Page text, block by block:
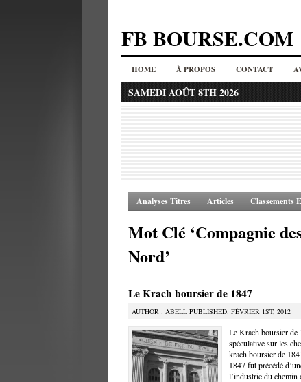
FB BOURSE.COM
HOME À PROPOS CONTACT
SAMEDI AOÛT 8TH 2026
Analyses Titres Articles Classements
Mot Clé ‘Compagnie
Nord’
Le Krach boursier de 1847
AUTHOR : ABELL PUBLISHED: FÉVRIER 1ST, 2012
Le Krach boursier de
spéculative sur les
krach boursier de
1847 fut précédé
l’industrie du chemin